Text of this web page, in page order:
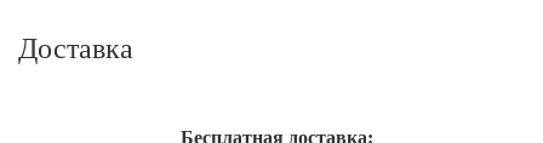
Доставка
Бесплатная доставка: